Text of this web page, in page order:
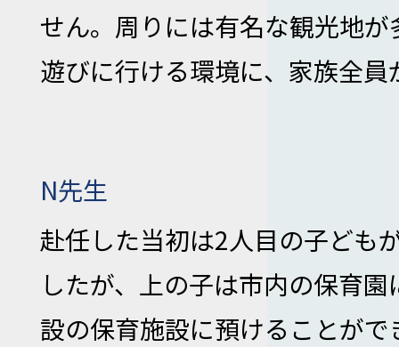
せん。周りには有名な観光地
遊びに行ける環境に、家族全員
N先生
赴任した当初は2人目の子ども
したが、上の子は市内の保育
設の保育施設に預けることが